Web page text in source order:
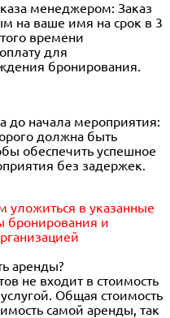
менеджером: Заказ
на ваше имя на срок в 3
времени
для
бронирования.
до начала мероприятия:
должна быть
обеспечить успешное
без задержек.
уложиться в указанные
бронирования и
аренды?
не входит в стоимость
Общая стоимость
самой аренды, так